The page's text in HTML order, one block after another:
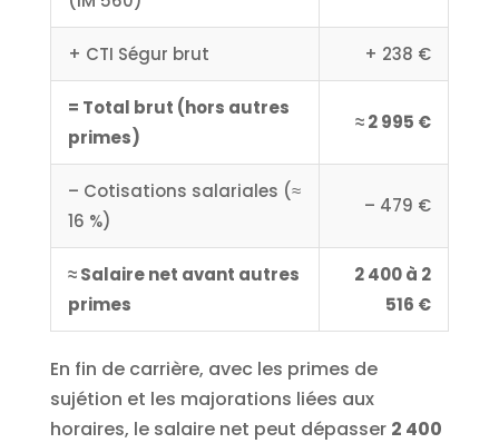
+ CTI Ségur brut + 238 €
= Total brut (hors autres
primes)
≈ 2 995 €
– Cotisations salariales (≈
16 %)
– 479 €
≈ Salaire net avant autres
primes
2 400 à 2
516 €
En fin de carrière, avec les primes de
sujétion et les majorations liées aux
horaires, le salaire net peut dépasser 2 400